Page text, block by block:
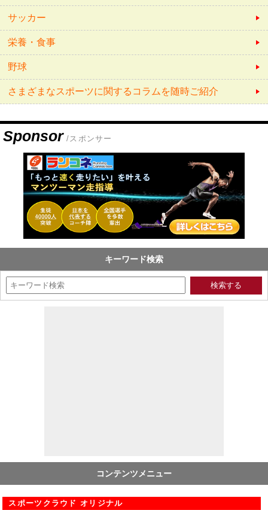
サッカー
栄養・食事
野球
さまざまなスポーツに関するコラムを随時ご紹介
Sponsor /スポンサー
キーワード検索
コンテンツメニュー
スポーツクラウド オリジナル